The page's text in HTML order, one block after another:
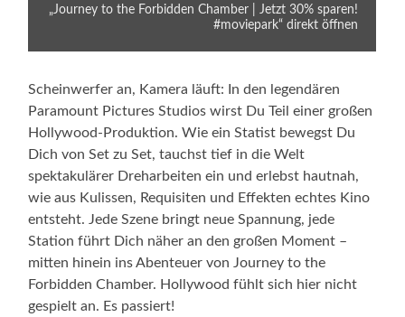
„Journey to the Forbidden Chamber | Jetzt 30% sparen!
#moviepark“ direkt öffnen
Scheinwerfer an, Kamera läuft: In den legendären
Paramount Pictures Studios wirst Du Teil einer großen
Hollywood‑Produktion. Wie ein Statist bewegst Du
Dich von Set zu Set, tauchst tief in die Welt
spektakulärer Dreharbeiten ein und erlebst hautnah,
wie aus Kulissen, Requisiten und Effekten echtes Kino
entsteht. Jede Szene bringt neue Spannung, jede
Station führt Dich näher an den großen Moment –
mitten hinein ins Abenteuer von Journey to the
Forbidden Chamber. Hollywood fühlt sich hier nicht
gespielt an. Es passiert!